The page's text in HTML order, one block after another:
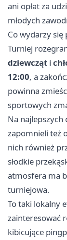
ani opłat za
młodych
Co wydarzy się
Turniej
dziewcząt i
12:00, a
powinna
sportowych
Na
zapomnieli też
nich również
słodkie
atmosfera ma
turniejowa.
To taki lokalny
zainteresować
kibicujące